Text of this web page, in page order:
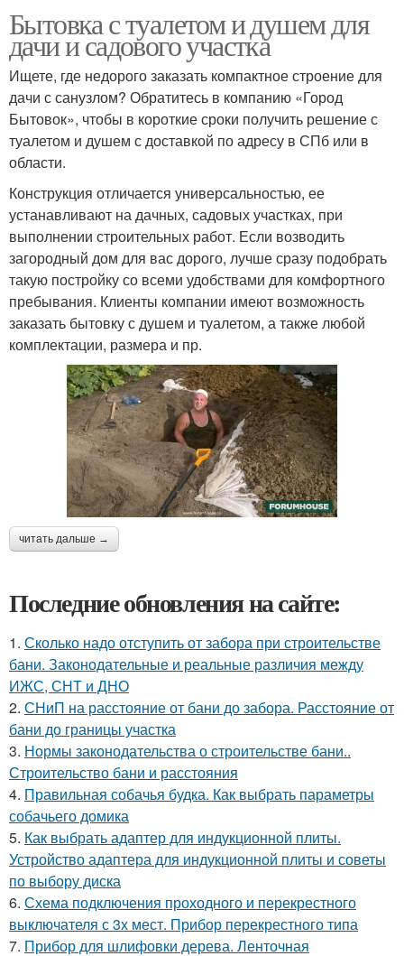
Бытовка с туалетом и душем для
дачи и садового участка
Ищете, где недорого заказать компактное строение для
дачи с санузлом? Обратитесь в компанию «Город
Бытовок», чтобы в короткие сроки получить решение с
туалетом и душем с доставкой по адресу в СПб или в
области.
Конструкция отличается универсальностью, ее
устанавливают на дачных, садовых участках, при
выполнении строительных работ. Если возводить
загородный дом для вас дорого, лучше сразу подобрать
такую постройку со всеми удобствами для комфортного
пребывания. Клиенты компании имеют возможность
заказать бытовку с душем и туалетом, а также любой
комплектации, размера и пр.
читать дальше →
Последние обновления на сайте:
1. Сколько надо отступить от забора при строительстве
бани. Законодательные и реальные различия между
ИЖС, СНТ и ДНО
2. СНиП на расстояние от бани до забора. Расстояние от
бани до границы участка
3. Нормы законодательства о строительстве бани..
Строительство бани и расстояния
4. Правильная собачья будка. Как выбрать параметры
собачьего домика
5. Как выбрать адаптер для индукционной плиты.
Устройство адаптера для индукционной плиты и советы
по выбору диска
6. Схема подключения проходного и перекрестного
выключателя с 3х мест. Прибор перекрестного типа
7. Прибор для шлифовки дерева. Ленточная